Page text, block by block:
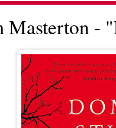
Masterton -